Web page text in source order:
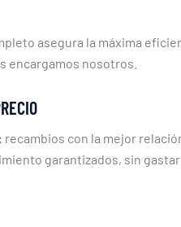
asegura la máxima
encargamos nosotros.
con la mejor
garantizados, sin